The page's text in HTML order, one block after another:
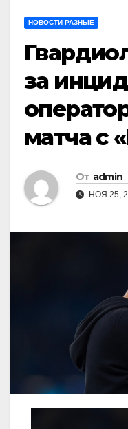
НОВОСТИ РАЗНЫЕ
за
матча с
От admin
НОЯ 25,